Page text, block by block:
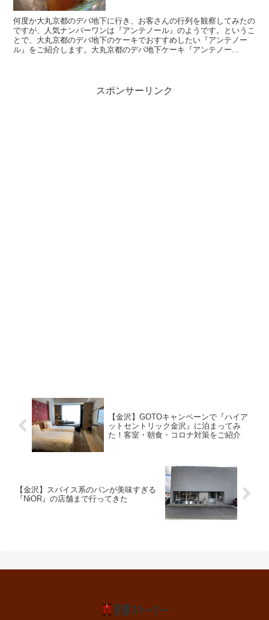
何度か大丸京都のデパ地下に行き、お客さんの行列を観察してみたの
ですが、人気ナンバーワンは『アンテノール』のようです。というこ
とで、大丸京都のデパ地下のケーキでおすすめしたい『アンテノー
ル』をご紹介します。大丸京都のデパ地下ケーキ『アンテノー...
スポンサーリンク
【金沢】GOTOキャンペーンで『ハイア
ットセントリック金沢』に泊まってみ
た！客室・朝食・コロナ対策をご紹介
【金沢】スパイス系のパンが美味すぎる
『NiOR』の店舗まで行ってきた